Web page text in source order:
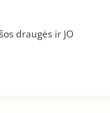
draugės ir JO